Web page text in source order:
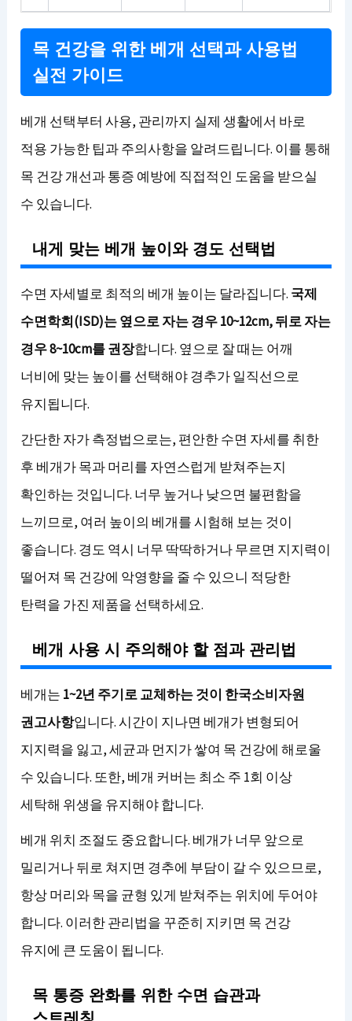
목 건강을 위한 베개 선택과 사용법
실전 가이드
베개 선택부터 사용, 관리까지 실제 생활에서 바로
적용 가능한 팁과 주의사항을 알려드립니다. 이를 통해
목 건강 개선과 통증 예방에 직접적인 도움을 받으실
수 있습니다.
내게 맞는 베개 높이와 경도 선택법
수면 자세별로 최적의 베개 높이는 달라집니다. 국제
수면학회(ISD)는 옆으로 자는 경우 10~12cm, 뒤로 자는
경우 8~10cm를 권장합니다. 옆으로 잘 때는 어깨
너비에 맞는 높이를 선택해야 경추가 일직선으로
유지됩니다.
간단한 자가 측정법으로는, 편안한 수면 자세를 취한
후 베개가 목과 머리를 자연스럽게 받쳐주는지
확인하는 것입니다. 너무 높거나 낮으면 불편함을
느끼므로, 여러 높이의 베개를 시험해 보는 것이
좋습니다. 경도 역시 너무 딱딱하거나 무르면 지지력이
떨어져 목 건강에 악영향을 줄 수 있으니 적당한
탄력을 가진 제품을 선택하세요.
베개 사용 시 주의해야 할 점과 관리법
베개는 1~2년 주기로 교체하는 것이 한국소비자원
권고사항입니다. 시간이 지나면 베개가 변형되어
지지력을 잃고, 세균과 먼지가 쌓여 목 건강에 해로울
수 있습니다. 또한, 베개 커버는 최소 주 1회 이상
세탁해 위생을 유지해야 합니다.
베개 위치 조절도 중요합니다. 베개가 너무 앞으로
밀리거나 뒤로 쳐지면 경추에 부담이 갈 수 있으므로,
항상 머리와 목을 균형 있게 받쳐주는 위치에 두어야
합니다. 이러한 관리법을 꾸준히 지키면 목 건강
유지에 큰 도움이 됩니다.
목 통증 완화를 위한 수면 습관과